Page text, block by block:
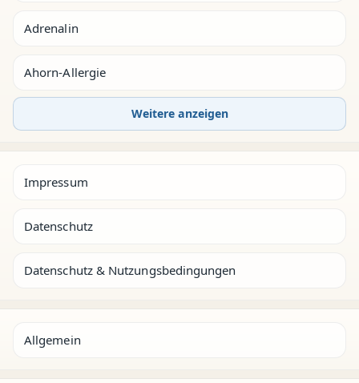
Adrenalin
Ahorn-Allergie
Weitere anzeigen
Impressum
Datenschutz
Datenschutz & Nutzungsbedingungen
Allgemein